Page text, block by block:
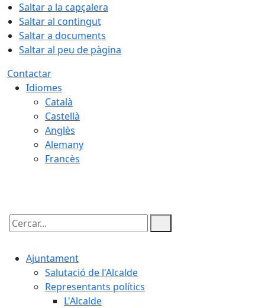
Saltar a la capçalera
Saltar al contingut
Saltar a documents
Saltar al peu de pàgina
Contactar
Idiomes
Català
Castellà
Anglès
Alemany
Francès
Cercar:
Ajuntament
Salutació de l'Alcalde
Representants polítics
L'Alcalde